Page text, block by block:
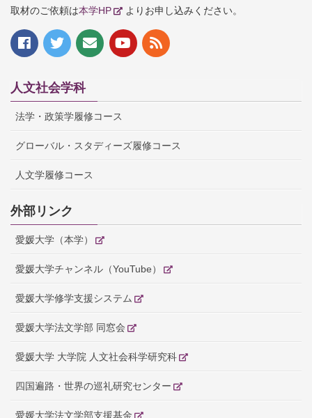
取材のご依頼は本学HP よりお申し込みください。
人文社会学科
法学・政策学履修コース
グローバル・スタディーズ履修コース
人文学履修コース
外部リンク
愛媛大学（本学）
愛媛大学チャンネル（YouTube）
愛媛大学修学支援システム
愛媛大学法文学部 同窓会
愛媛大学 大学院 人文社会科学研究科
四国遍路・世界の巡礼研究センター
愛媛大学法文学部支援基金